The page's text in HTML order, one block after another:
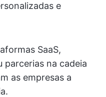
e
SaaS,
parcerias na cadeia
as empresas a